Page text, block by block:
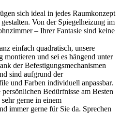
sich ideal in jedes Raumkonzept
Von der Spiegelheizung im
– Ihrer Fantasie sind keine
einfach quadratisch, unsere
montieren und sei es hängend unter
der Befestigungs­mechanismen
sind aufgrund der
und Farben individuell anpassbar.
Bedürfnisse am Besten
gerne in einem
immer gerne für Sie da. Sprechen